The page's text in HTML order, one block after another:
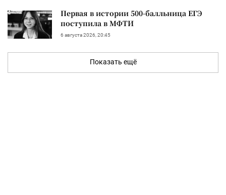
Первая в истории 500-балльница ЕГЭ
поступила в МФТИ
6 августа 2026, 20:45
Показать ещё